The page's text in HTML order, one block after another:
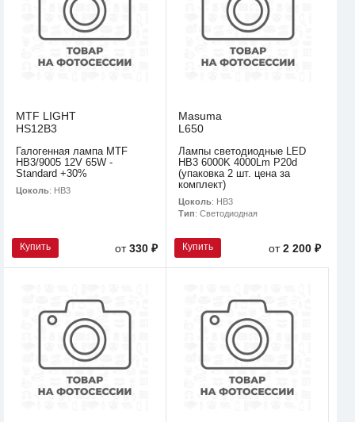
MTF LIGHT
HS12B3
Галогенная лампа MTF
HB3/9005 12V 65W -
Standard +30%
Цоколь: HB3
Купить от330 ₽
Masuma
L650
Лампы светодиодные LED
HB3 6000K 4000Lm P20d
(упаковка 2 шт. цена за
комплект)
Цоколь: HB3
Тип: Светодиодная
Купить от2 200 ₽